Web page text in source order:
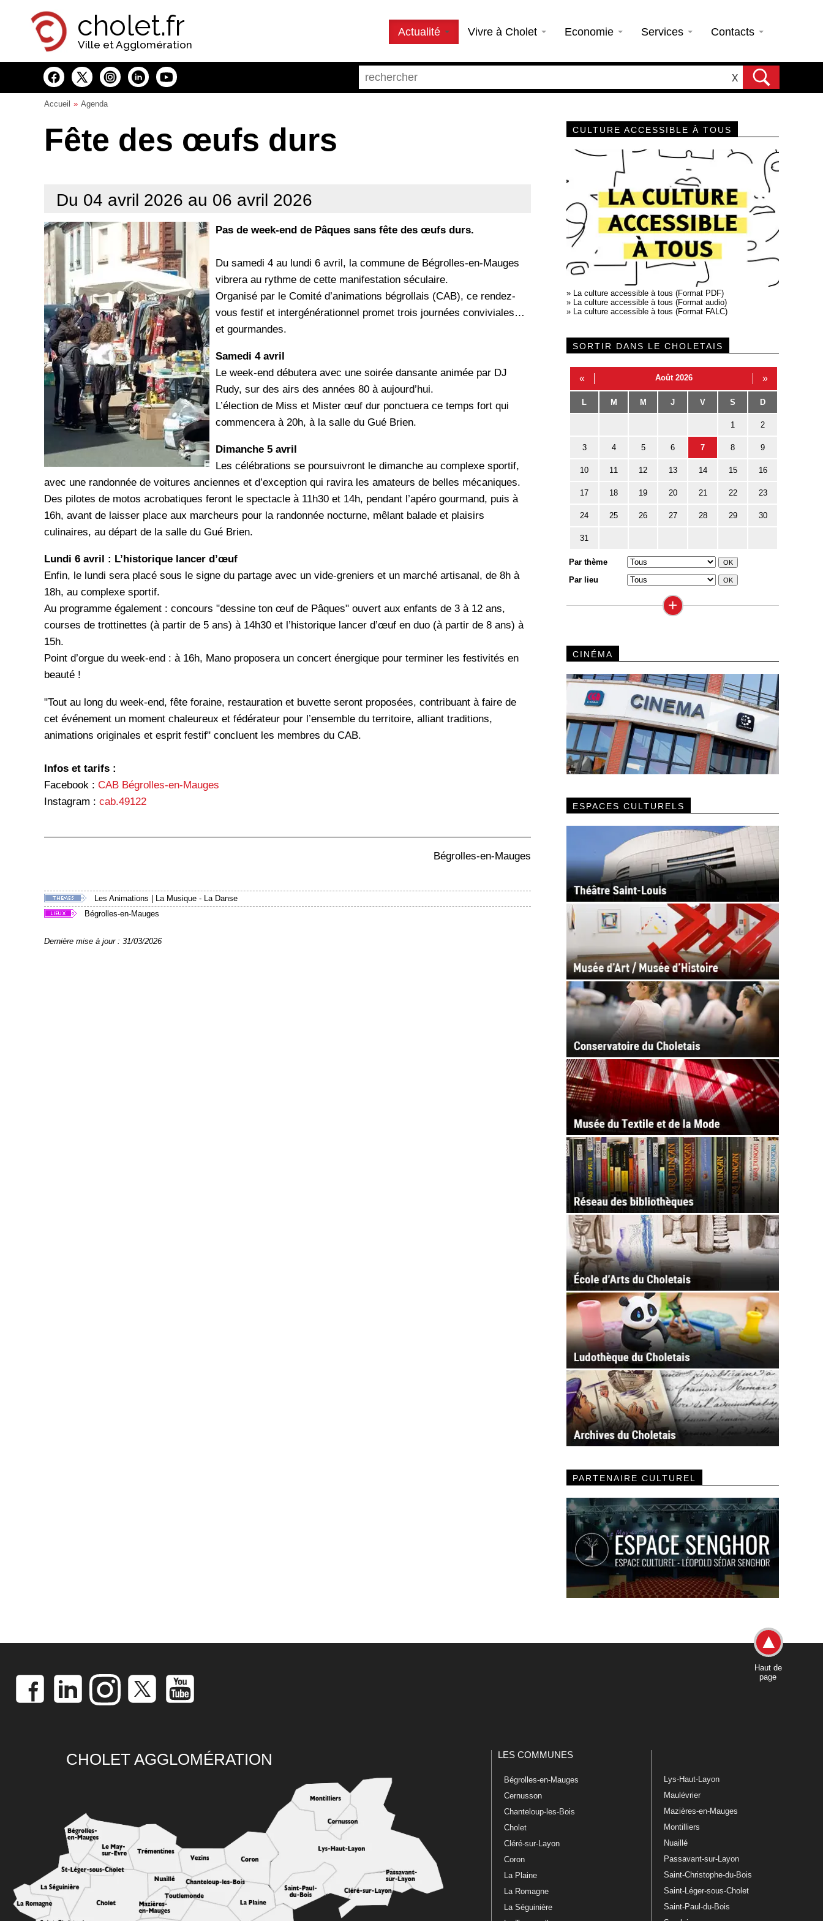
cholet.fr
Ville et Agglomération
Actualité Vivre à Cholet Economie Services Contacts
X
Accueil Agenda
Fête des œufs durs
Du 04 avril 2026 au 06 avril 2026
Pas de week-end de Pâques sans fête des œufs durs.
Du samedi 4 au lundi 6 avril, la commune de Bégrolles-en-Mauges
vibrera au rythme de cette manifestation séculaire.
Organisé par le Comité d’animations bégrollais (CAB), ce rendez-
vous festif et intergénérationnel promet trois journées conviviales…
et gourmandes.
Samedi 4 avril
Le week-end débutera avec une soirée dansante animée par DJ
Rudy, sur des airs des années 80 à aujourd’hui.
L’élection de Miss et Mister œuf dur ponctuera ce temps fort qui
commencera à 20h, à la salle du Gué Brien.
Dimanche 5 avril
Les célébrations se poursuivront le dimanche au complexe sportif,
avec une randonnée de voitures anciennes et d’exception qui ravira les amateurs de belles mécaniques.
Des pilotes de motos acrobatiques feront le spectacle à 11h30 et 14h, pendant l’apéro gourmand, puis à
16h, avant de laisser place aux marcheurs pour la randonnée nocturne, mêlant balade et plaisirs
culinaires, au départ de la salle du Gué Brien.
Lundi 6 avril : L’historique lancer d’œuf
Enfin, le lundi sera placé sous le signe du partage avec un vide-greniers et un marché artisanal, de 8h à
18h, au complexe sportif.
Au programme également : concours "dessine ton œuf de Pâques" ouvert aux enfants de 3 à 12 ans,
courses de trottinettes (à partir de 5 ans) à 14h30 et l’historique lancer d’œuf en duo (à partir de 8 ans) à
15h.
Point d’orgue du week-end : à 16h, Mano proposera un concert énergique pour terminer les festivités en
beauté !
"Tout au long du week-end, fête foraine, restauration et buvette seront proposées, contribuant à faire de
cet événement un moment chaleureux et fédérateur pour l’ensemble du territoire, alliant traditions,
animations originales et esprit festif" concluent les membres du CAB.
Infos et tarifs :
Facebook : CAB Bégrolles-en-Mauges
Instagram : cab.49122
Bégrolles-en-Mauges
Les Animations
La Musique - La Danse
Bégrolles-en-Mauges
Dernière mise à jour : 31/03/2026
CULTURE ACCESSIBLE À TOUS
» La culture accessible à tous (Format PDF)
» La culture accessible à tous (Format audio)
» La culture accessible à tous (Format FALC)
SORTIR DANS LE CHOLETAIS
« Août 2026 »
L M M J V S D
1 2
3 4 5 6 7 8 9
10 11 12 13 14 15 16
17 18 19 20 21 22 23
24 25 26 27 28 29 30
31
Par thème
Par lieu
+
CINÉMA
ESPACES CULTURELS
PARTENAIRE CULTUREL
Haut de
page
CHOLET AGGLOMÉRATION LES COMMUNES
Bégrolles-en-Mauges
Cernusson
Chanteloup-les-Bois
Cholet
Cléré-sur-Layon
Coron
La Plaine
La Romagne
La Séguinière
Lys-Haut-Layon
Maulévrier
Mazières-en-Mauges
Montilliers
Nuaillé
Passavant-sur-Layon
Saint-Christophe-du-Bois
Saint-Léger-sous-Cholet
Saint-Paul-du-Bois